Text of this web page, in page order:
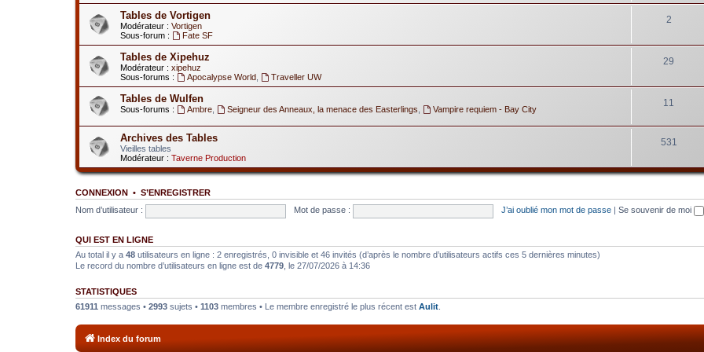
Tables de Vortigen
Modérateur : Vortigen
Sous-forum :
Fate SF
2
Tables de Xipehuz
Modérateur : xipehuz
Sous-forums :
Apocalypse World, Traveller UW
29
Tables de Wulfen
Sous-forums : Ambre, Seigneur des Anneaux, la menace des Easterlings Vampire requiem - Bay City
11
Archives des Tables
Vieilles tables
Modérateur : Taverne Production
531
CONNEXION • S’ENREGISTRER
Nom d’utilisateur :
Mot de passe : J’ai oublié mon mot de passe Se souvenir de moi
QUI EST EN LIGNE
Au total il y a 48 utilisateurs en ligne : 2 enregistrés, 0 invisible et 46 invités (d’après le nombre d’utilisateurs actifs ces 5 dernières minutes)
Le record du nombre d’utilisateurs en ligne est de 4779 , le 27/07/2026 à 14:36
STATISTIQUES
61911 messages • 2993 sujets • 1103 membres • Le membre enregistré le plus récent est Aulit
Index du forum